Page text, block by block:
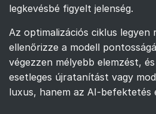
legkevésbé figyelt jelenség.
Az optimalizációs ciklus legyen
ellenőrizze a modell
végezzen mélyebb elemzést,
esetleges újratanítást vagy
luxus, hanem az AI-befektetés